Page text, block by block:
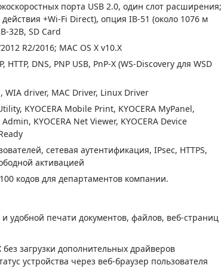
порта USB 2.0, один слот
+Wi-Fi Direct), опция IB-51 (около 1076 м
32B, SD Card
R2/2016; MAC OS X v10.X
DNS, PNP USB, PnP-X (WS-Discovery для WSD
WIA driver, MAC Driver, Linux Driver
KYOCERA Mobile Print, KYOCERA MyPanel,
KYOCERA Net Viewer, KYOCERA Device
сетевая аутентификация, IPsec, HTTPS,
активацией
кодов для департаментов компании.
удобной печати документов, файлов, веб-страниц
загрузки дополнительных драйверов
устройства через веб-браузер пользователя